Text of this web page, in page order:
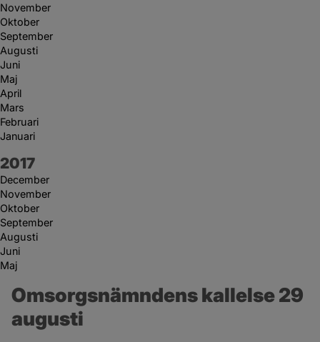
November
Oktober
September
Augusti
Juni
Maj
April
Mars
Februari
Januari
År:
2017
December
November
Oktober
September
Augusti
Juni
Maj
Omsorgsnämndens kallelse 29
augusti